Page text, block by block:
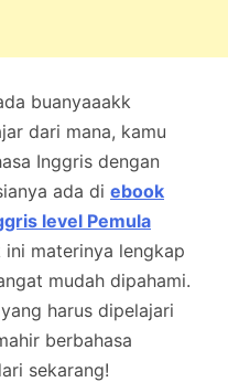
buanyaaakk
dari mana, kamu
Inggris dengan
ada di ebook
level Pemula
ini materinya lengkap
mudah dipahami.
harus dipelajari
berbahasa
sekarang!